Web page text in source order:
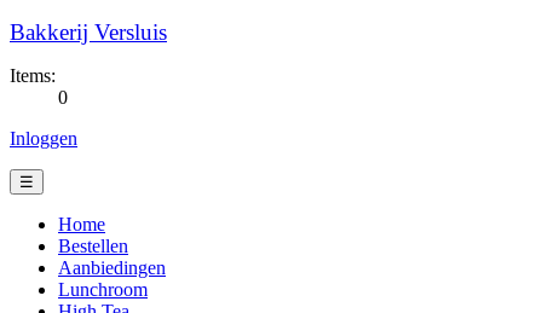
Bakkerij Versluis
Items:
0
Inloggen
☰
Home
Bestellen
Aanbiedingen
Lunchroom